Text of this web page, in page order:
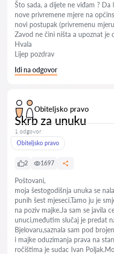
Što sada, a dijete ne viđam ?
nove privremene mjere na
novi postupak (privremenu
Zavod ne čini ništa a upoznat je
Hvala
Lijep pozdrav
Idi na odgovor
Obiteljsko pravo
Skrb za unuku
1 odgovor
Obiteljsko pravo
2 1697
Poštovani,
moja šestogodišnja unuka se
punih šest mjeseci.Tamo ju je
na poziv majke.Ja sam se javila
unuci,međutim slučaj je predat
Bjelovaru,saznala sam pod
i majke oduzimanja prava na
ročištima je sudac Ivan